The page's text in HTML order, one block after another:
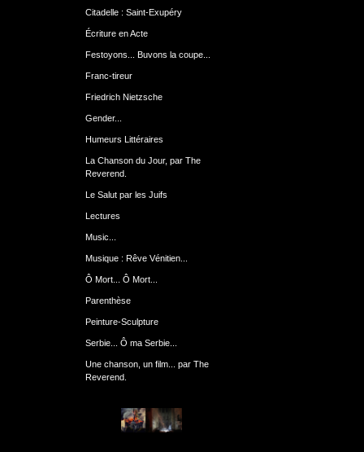
Citadelle : Saint-Exupéry
Écriture en Acte
Festoyons... Buvons la coupe...
Franc-tireur
Friedrich Nietzsche
Gender...
Humeurs Littéraires
La Chanson du Jour, par The
Reverend.
Le Salut par les Juifs
Lectures
Music...
Musique : Rêve Vénitien...
Ô Mort... Ô Mort...
Parenthèse
Peinture-Sculpture
Serbie... Ô ma Serbie...
Une chanson, un film... par The
Reverend.